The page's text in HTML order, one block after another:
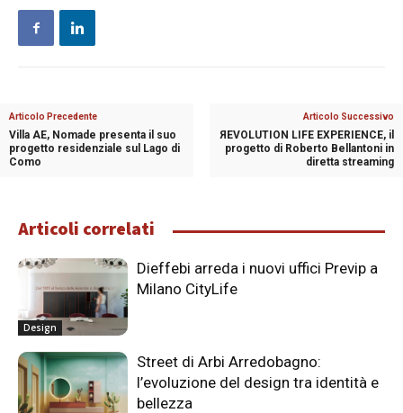
Articolo Precedente
Villa AE, Nomade presenta il suo
progetto residenziale sul Lago di
Como
Articolo Successivo
ЯEVOLUTION LIFE EXPERIENCE, il
progetto di Roberto Bellantoni in
diretta streaming
Articoli correlati
Design
Dieffebi arreda i nuovi uffici Previp a
Milano CityLife
Street di Arbi Arredobagno:
l’evoluzione del design tra identità e
bellezza